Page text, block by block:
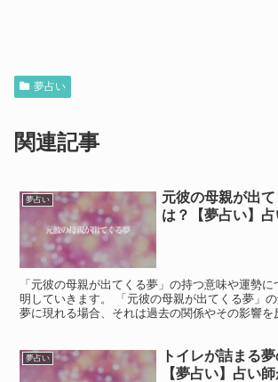
夢占い
関連記事
夢占い
元彼の母親が出
は？【夢占い】
「元彼の母親が出てくる夢」の持つ意味や運勢
明していきます。 「元彼の母親が出てくる夢」
夢に現れる場合、それは過去の関係やその影響を
夢占い
トイレが詰まる
【夢占い】占い